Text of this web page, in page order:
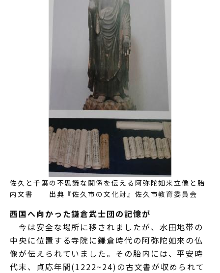
佐久と千葉の不思議な関係を伝える阿弥陀如来立像と胎
内文書 出典『佐久市の文化財』佐久市教育委員会
西国へ向かった鎌倉武士団の記憶が
今は安全な場所に移されましたが、水田地帯の
中央に位置する寺院に鎌倉時代の阿弥陀如来の仏
像が伝えられていました。その胎内には、平安時
代末、貞応年間(1222~24)の古文書が収められて